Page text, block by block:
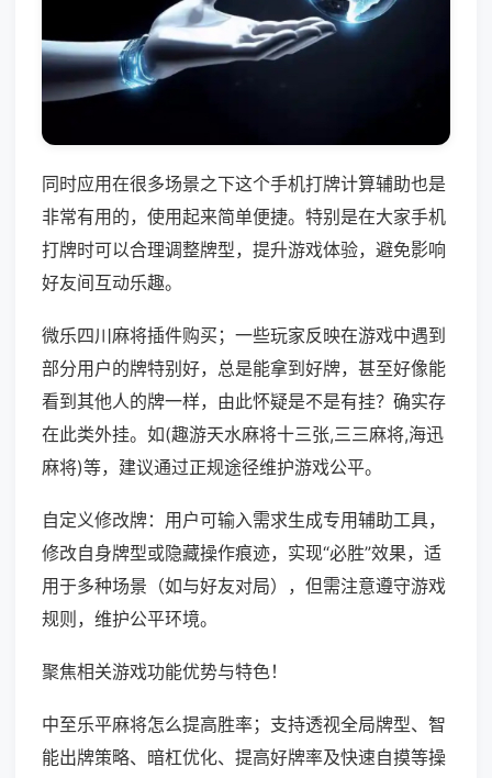
同时应用在很多场景之下这个手机打牌计算辅助也是
非常有用的，使用起来简单便捷。特别是在大家手机
打牌时可以合理调整牌型，提升游戏体验，避免影响
好友间互动乐趣。
微乐四川麻将插件购买；一些玩家反映在游戏中遇到
部分用户的牌特别好，总是能拿到好牌，甚至好像能
看到其他人的牌一样，由此怀疑是不是有挂？确实存
在此类外挂。如(趣游天水麻将十三张,三三麻将,海迅
麻将)等，建议通过正规途径维护游戏公平。
自定义修改牌：用户可输入需求生成专用辅助工具，
修改自身牌型或隐藏操作痕迹，实现“必胜”效果，适
用于多种场景（如与好友对局），但需注意遵守游戏
规则，维护公平环境。
聚焦相关游戏功能优势与特色！
中至乐平麻将怎么提高胜率；支持透视全局牌型、智
能出牌策略、暗杠优化、提高好牌率及快速自摸等操